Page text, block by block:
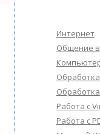
Интернет
Общение
Работа с
Работа с